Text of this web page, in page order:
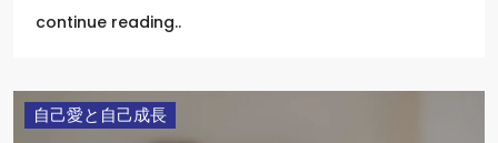
continue reading..
自己愛と自己成長